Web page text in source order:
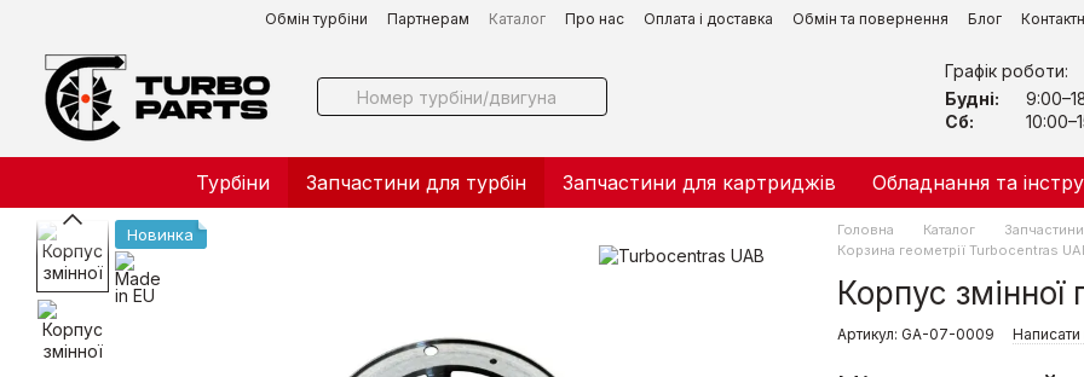
Перейти до основного контентуОбмін турбіни Партнерам Каталог Про нас Оплата і доставка Обмін та повернення Блог
Графік роботи:
Будні:
Сб:
Турбіни Запчастини для турбін Запчастини для картриджів Обладнання та
Новинка Головна Каталог Запчастини
Корзина геометрії Turbocentras
Корпус
Артикул: GA-07-0009 Написати